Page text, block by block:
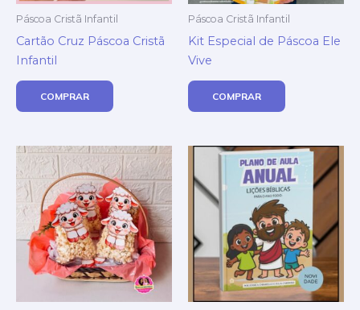
Páscoa Cristã Infantil
Cartão Cruz Páscoa Cristã
Infantil
COMPRAR
Páscoa Cristã Infantil
Kit Especial de Páscoa Ele
Vive
COMPRAR